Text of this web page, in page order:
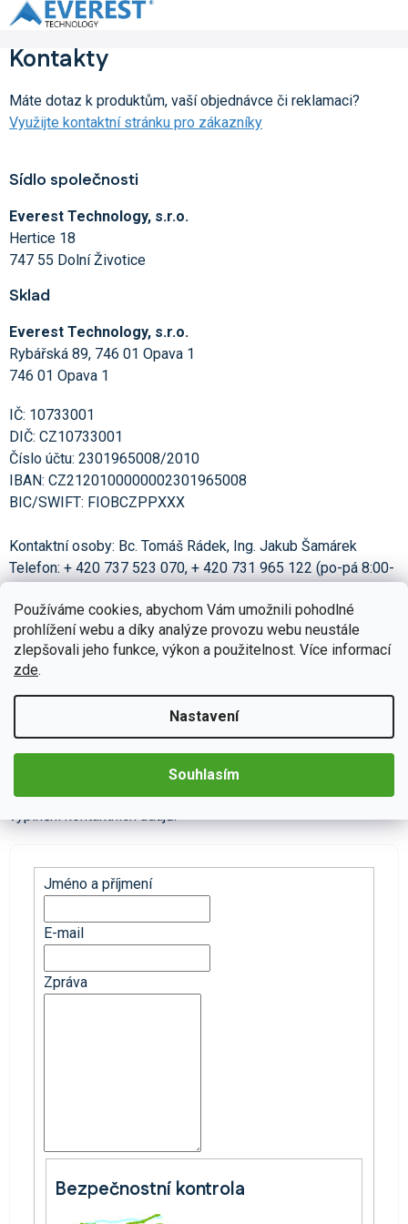
Používáme cookies, abychom Vám umožnili pohodlné
prohlížení webu a díky analýze provozu webu neustále
zlepšovali jeho funkce, výkon a použitelnost. Více informací
zde.
Nastavení
Souhlasím
Přejít
na
Kontakty
Máte dotaz k produktům, vaší objednávce či reklamaci?
Využijte kontaktní stránku pro zákazníky
Sídlo společnosti
Everest Technology, s.r.o.
Hertice 18
747 55 Dolní Životice
Sklad
Everest Technology, s.r.o.
Rybářská 89, 746 01 Opava 1
746 01 Opava 1
IČ: 10733001
DIČ: CZ10733001
Číslo účtu: 2301965008/2010
IBAN: CZ2120100000002301965008
BIC/SWIFT: FIOBCZPPXXX
Kontaktní osoby: Bc. Tomáš Rádek, Ing. Jakub Šamárek
Telefon: + 420 737 523 070, + 420 731 965 122 (po-pá 8:00-
E-mail:obchod@evtech.cz
Společnost je zapsána v obchodním rejstříku vedeném u KS
v Ostravě, oddíl C, vložka
Výpis z obchodního rejstříku
Kontaktní formulář
Máte nějaké otázky? Zodpovíme je. Prosíme o pečlivé
vyplnění kontaktních údajů.
Jméno a příjmení
E-mail
Zpráva
Bezpečnostní kontrola